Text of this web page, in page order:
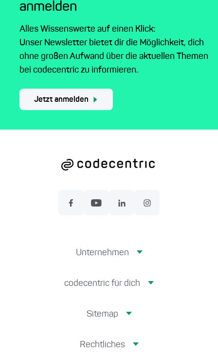
anmelden
Alles Wissenswerte auf einen Klick:
Unser Newsletter bietet dir die Möglichkeit, dich
ohne großen Aufwand über die aktuellen Themen
bei codecentric zu informieren.
Jetzt anmelden
Unternehmen
codecentric für dich
Sitemap
Rechtliches